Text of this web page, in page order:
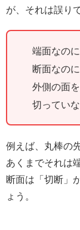
が、それは誤り
端面なの
断面なの
外側の面
切ってい
例えば、丸棒の
あくまでそれは
断面は「切断」
ょう。